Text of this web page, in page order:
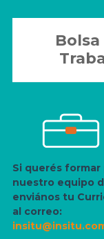
Bolsa
Si querés
nuestro equipo
enviános tu
al correo: